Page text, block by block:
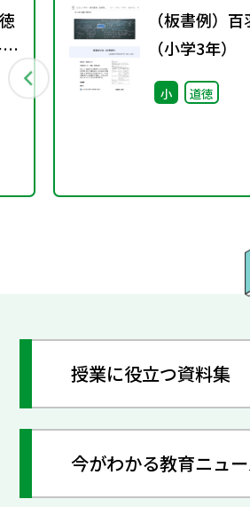
（板書例）
（小学3年）
小 道徳
授業に役立つ資料集
今がわかる教育ニュ